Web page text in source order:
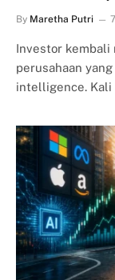
By Maretha Putri
Investor kembali
perusahaan
intelligence. Kali